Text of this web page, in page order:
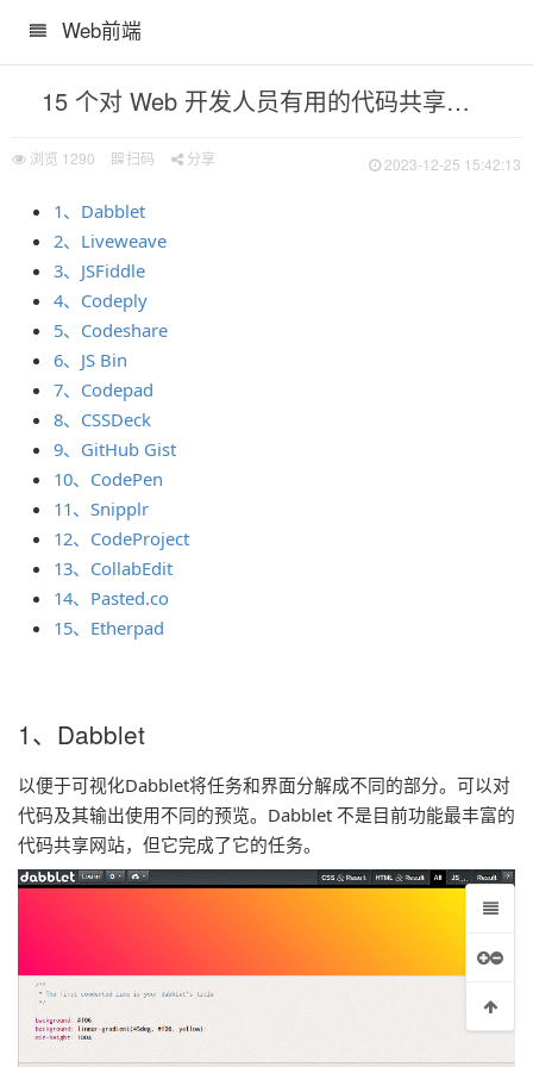
Web前端
15 个对 Web 开发人员有用的代码共享网站
浏览 1290 扫码 分享 2023-12-25 15:42:13
1、Dabblet
2、Liveweave
3、JSFiddle
4、Codeply
5、Codeshare
6、JS Bin
7、Codepad
8、CSSDeck
9、GitHub Gist
10、CodePen
11、Snipplr
12、CodeProject
13、CollabEdit
14、Pasted.co
15、Etherpad
1、Dabblet
以便于可视化Dabblet将任务和界面分解成不同的部分。可以对
代码及其输出使用不同的预览。Dabblet 不是目前功能最丰富的
代码共享网站，但它完成了它的任务。